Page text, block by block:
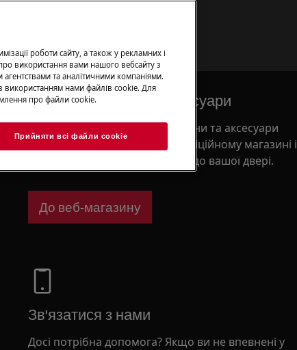
Запасні частини та аксесуари
Знайдіть оригінальні запчастини та аксесуари
для вашої техніки в нашому офіційному магазині і
замовляйте їх доставку прямо до вашої двері.
До веб-магазину
Зв'язатися з нами
Досі потрібна допомога? Якщо ви не впевнені у
роботи сайту, а також у рекламних і
використання вами нашого вебсайту з
та аналітичними компаніями.
використанням нами файлів cookie. Для
про файли сookie.
Прийняти всі файли сookie